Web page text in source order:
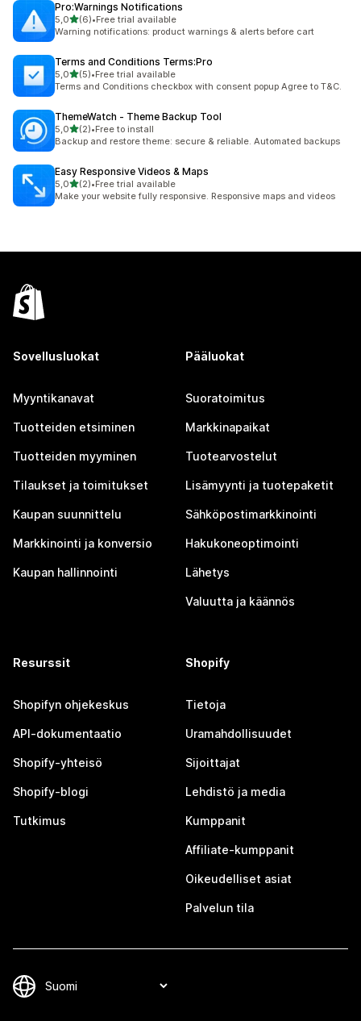
Pro:Warnings Notifications
5,0/ 5 tähteä
(6)
6 arvostelua yhteensä
•Free trial available
Warning notifications: product warnings & alerts before cart
Terms and Conditions Terms:Pro
5,0/ 5 tähteä
(5)
5 arvostelua yhteensä
•Free trial available
Terms and Conditions checkbox with consent popup Agree to T&C.
ThemeWatch ‑ Theme Backup Tool
5,0/ 5 tähteä
(2)
2 arvostelua yhteensä
•Free to install
Backup and restore theme: secure & reliable. Automated backups
Easy Responsive Videos & Maps
5,0/ 5 tähteä
(2)
2 arvostelua yhteensä
•Free trial available
Make your website fully responsive. Responsive maps and videos
Sovellusluokat
Myyntikanavat
Tuotteiden etsiminen
Tuotteiden myyminen
Tilaukset ja toimitukset
Kaupan suunnittelu
Markkinointi ja konversio
Kaupan hallinnointi
Pääluokat
Suoratoimitus
Markkinapaikat
Tuotearvostelut
Lisämyynti ja tuotepaketit
Sähköpostimarkkinointi
Hakukoneoptimointi
Lähetys
Valuutta ja käännös
Resurssit
Shopifyn ohjekeskus
API-dokumentaatio
Shopify-yhteisö
Shopify-blogi
Tutkimus
Shopify
Tietoja
Uramahdollisuudet
Sijoittajat
Lehdistö ja media
Kumppanit
Affiliate-kumppanit
Oikeudelliset asiat
Palvelun tila